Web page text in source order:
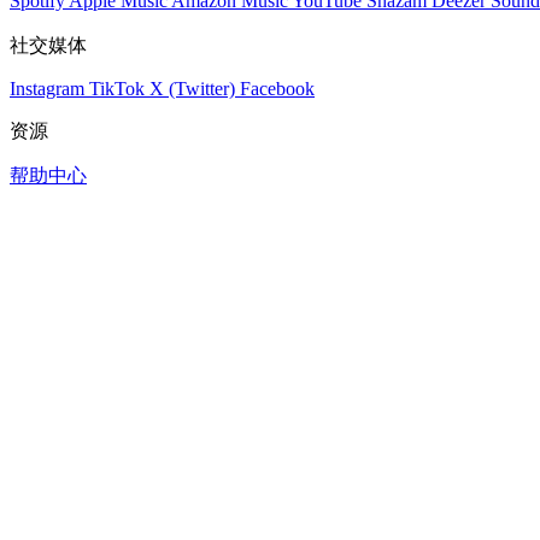
社交媒体
Instagram TikTok X (Twitter) Facebook
资源
帮助中心